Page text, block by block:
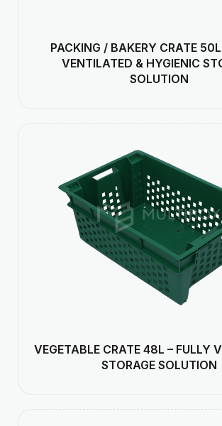
PACKING / BAKERY CRATE
VENTILATED & HYGIENIC
SOLUTION
VEGETABLE CRATE 48L – FULLY
STORAGE SOLUTION